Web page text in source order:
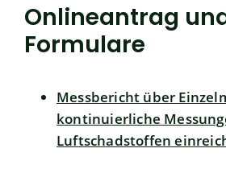
Onlineantrag
Formulare
Messbericht über
kontinuierliche
Luftschadstoffen